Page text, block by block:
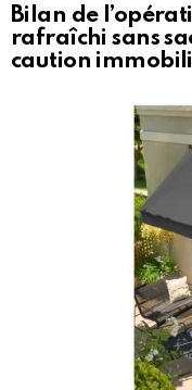
Bilan de
rafraîchi sans
caution